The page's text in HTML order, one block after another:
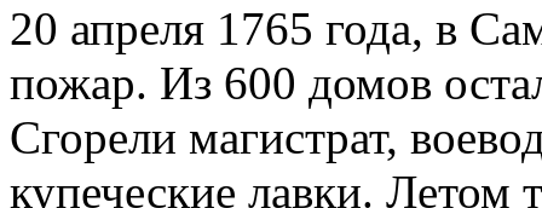
20 апреля 1765 года, в
пожар. Из 600 домов
Сгорели магистрат,
купеческие лавки. Летом